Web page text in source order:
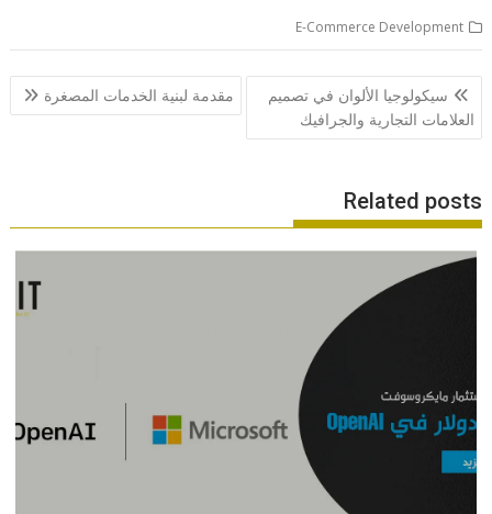
E-Commerce Development
تصفّح
المقالات
سيكولوجيا الألوان في تصميم
العلامات التجارية والجرافيك
مقدمة لبنية الخدمات المصغرة
Related posts